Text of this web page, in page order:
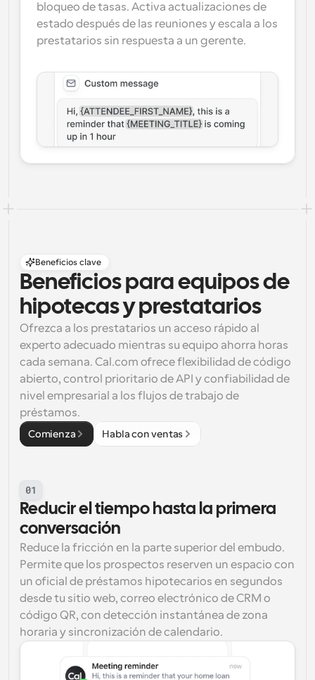
bloqueo de tasas. Activa actualizaciones de
estado después de las reuniones y escala a los
prestatarios sin respuesta a un gerente.
Beneficios clave
Beneficios para equipos de
hipotecas y prestatarios
Ofrezca a los prestatarios un acceso rápido al
experto adecuado mientras su equipo ahorra horas
cada semana. Cal.com ofrece flexibilidad de código
abierto, control prioritario de API y confiabilidad de
nivel empresarial a los flujos de trabajo de
préstamos.
Comienza Habla con ventas
01
Reducir el tiempo hasta la primera
conversación
Reduce la fricción en la parte superior del embudo.
Permite que los prospectos reserven un espacio con
un oficial de préstamos hipotecarios en segundos
desde tu sitio web, correo electrónico de CRM o
código QR, con detección instantánea de zona
horaria y sincronización de calendario.